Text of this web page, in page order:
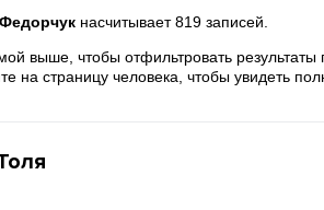
Федорчук насчитывает 819 записей.
выше, чтобы отфильтровать результаты
на страницу человека, чтобы увидеть